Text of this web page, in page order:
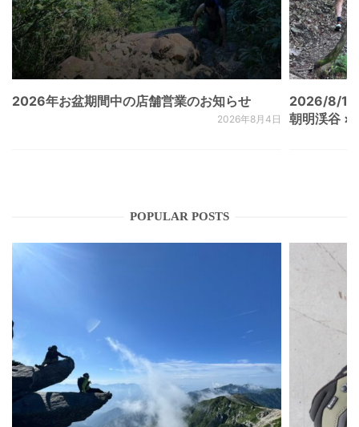
2026年お盆期間中の店舗営業のお知らせ
2026年8月4日
2026/8/
朝明渓谷 ×
POPULAR POSTS